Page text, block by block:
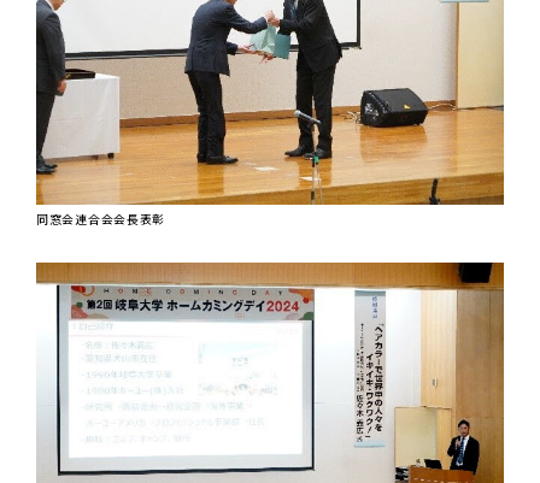
同窓会連合会会長表彰